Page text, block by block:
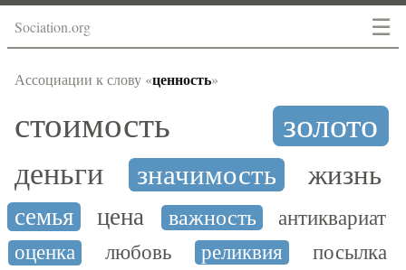
☰
Sociation.org
Ассоциации к слову «ценность»
стоимость золото
деньги значимость жизнь
семья цена важность антиквариат
оценка любовь реликвия
посылка